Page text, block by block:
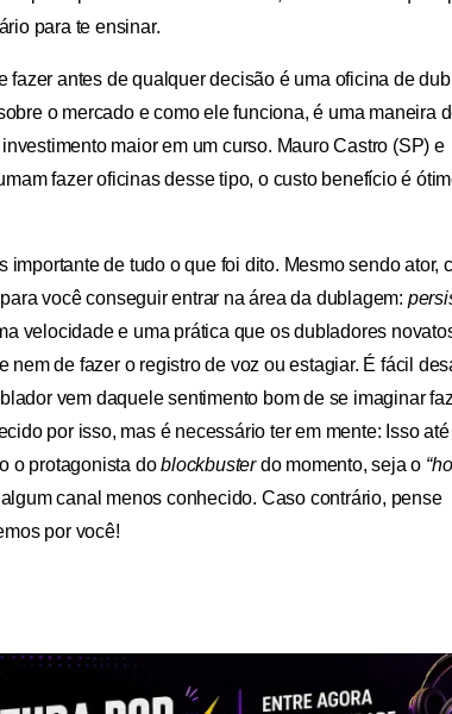
para te ensinar.
fazer antes de qualquer decisão é uma oficina de
o mercado e como ele funciona, é uma maneira
maior em um curso. Mauro Castro (SP) e
fazer oficinas desse tipo, o custo benefício é
importante de tudo o que foi dito. Mesmo sendo ator,
você conseguir entrar na área da dublagem:
velocidade e uma prática que os dubladores
de fazer o registro de voz ou estagiar. É fácil
vem daquele sentimento bom de se imaginar
por isso, mas é necessário ter em mente: Isso
o protagonista doblockbusterdo momento, seja o
canal menos conhecido. Caso contrário, pense
por você!